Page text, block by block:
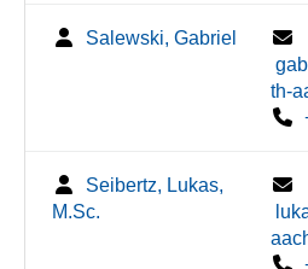
Salewski, Gabriel
th-
Seibertz, Lukas,
M.Sc.